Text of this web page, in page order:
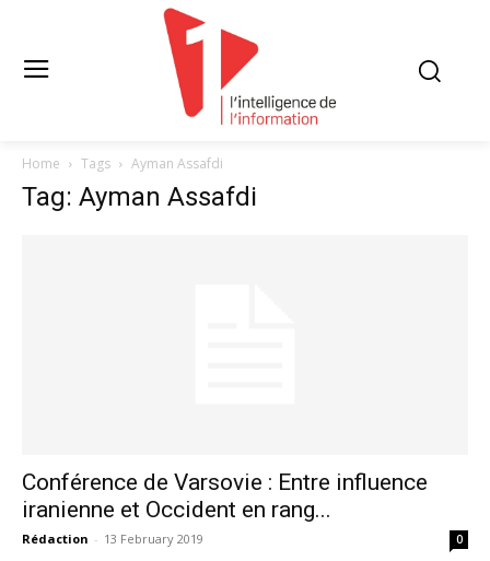
Home Tags Ayman Assafdi
Tag: Ayman Assafdi
Conférence de Varsovie : Entre influence
iranienne et Occident en rang...
Rédaction - 13 February 2019 0